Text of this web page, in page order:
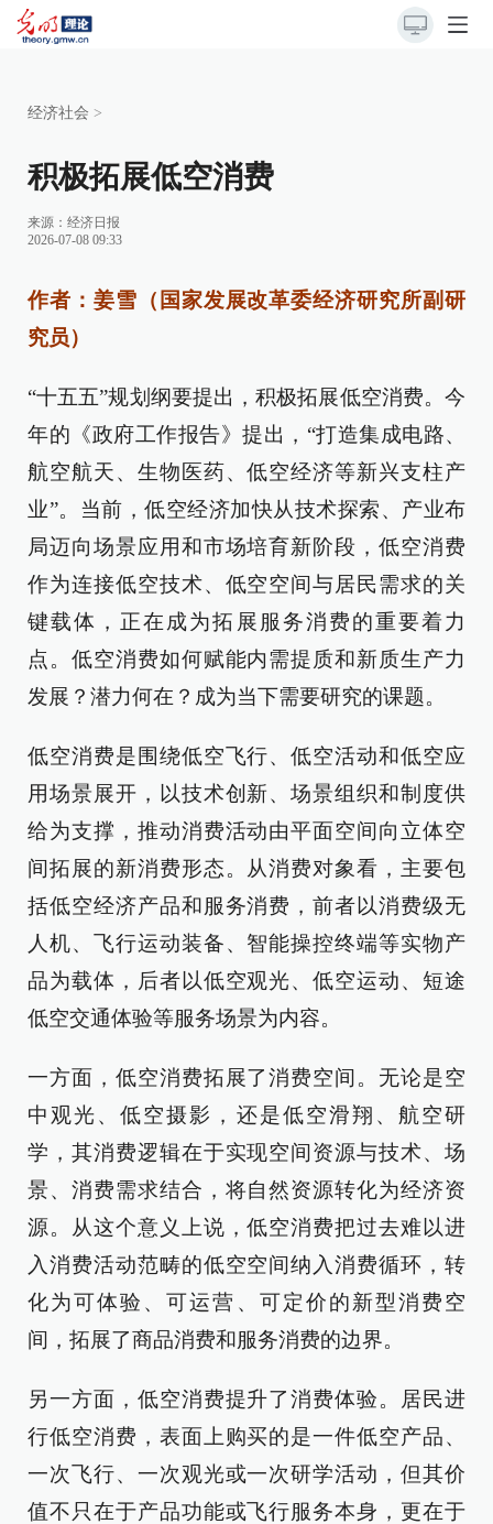
经济社会 >
积极拓展低空消费
来源： 经济日报
2026-07-08 09:33
作者：姜雪（国家发展改革委经济研究所副研
究员）
“十五五”规划纲要提出，积极拓展低空消费。今
年的《政府工作报告》提出，“打造集成电路、
航空航天、生物医药、低空经济等新兴支柱产
业”。当前，低空经济加快从技术探索、产业布
局迈向场景应用和市场培育新阶段，低空消费
作为连接低空技术、低空空间与居民需求的关
键载体，正在成为拓展服务消费的重要着力
点。低空消费如何赋能内需提质和新质生产力
发展？潜力何在？成为当下需要研究的课题。
低空消费是围绕低空飞行、低空活动和低空应
用场景展开，以技术创新、场景组织和制度供
给为支撑，推动消费活动由平面空间向立体空
间拓展的新消费形态。从消费对象看，主要包
括低空经济产品和服务消费，前者以消费级无
人机、飞行运动装备、智能操控终端等实物产
品为载体，后者以低空观光、低空运动、短途
低空交通体验等服务场景为内容。
一方面，低空消费拓展了消费空间。无论是空
中观光、低空摄影，还是低空滑翔、航空研
学，其消费逻辑在于实现空间资源与技术、场
景、消费需求结合，将自然资源转化为经济资
源。从这个意义上说，低空消费把过去难以进
入消费活动范畴的低空空间纳入消费循环，转
化为可体验、可运营、可定价的新型消费空
间，拓展了商品消费和服务消费的边界。
另一方面，低空消费提升了消费体验。居民进
行低空消费，表面上购买的是一件低空产品、
一次飞行、一次观光或一次研学活动，但其价
值不只在于产品功能或飞行服务本身，更在于